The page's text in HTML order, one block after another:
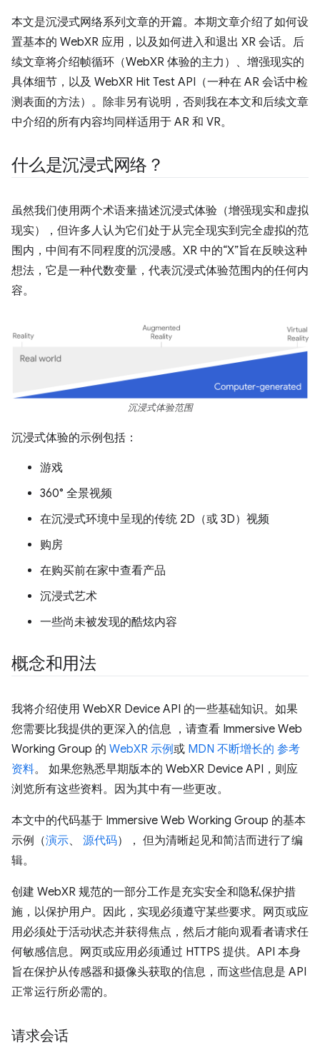
本文是沉浸式网络系列文章的开篇。本期文章介绍了如何设
置基本的 WebXR 应用，以及如何进入和退出 XR 会话。后
续文章将介绍帧循环（WebXR 体验的主力）、增强现实的
具体细节，以及 WebXR Hit Test API（一种在 AR 会话中检
测表面的方法）。除非另有说明，否则我在本文和后续文章
中介绍的所有内容均同样适用于 AR 和 VR。
什么是沉浸式网络？
虽然我们使用两个术语来描述沉浸式体验（增强现实和虚拟
现实），但许多人认为它们处于从完全现实到完全虚拟的范
围内，中间有不同程度的沉浸感。XR 中的“X”旨在反映这种
想法，它是一种代数变量，代表沉浸式体验范围内的任何内
容。
沉浸式体验范围
沉浸式体验的示例包括：
游戏
360° 全景视频
在沉浸式环境中呈现的传统 2D（或 3D）视频
购房
在购买前在家中查看产品
沉浸式艺术
一些尚未被发现的酷炫内容
概念和用法
我将介绍使用 WebXR Device API 的一些基础知识。如果
您需要比我提供的更深入的信息 ，请查看 Immersive Web
Working Group 的 WebXR 示例或 MDN 不断增长的 参考
资料。 如果您熟悉早期版本的 WebXR Device API，则应
浏览所有这些资料。因为其中有一些更改。
本文中的代码基于 Immersive Web Working Group 的基本
示例（演示、 源代码）， 但为清晰起见和简洁而进行了编
辑。
创建 WebXR 规范的一部分工作是充实安全和隐私保护措
施，以保护用户。因此，实现必须遵守某些要求。网页或应
用必须处于活动状态并获得焦点，然后才能向观看者请求任
何敏感信息。网页或应用必须通过 HTTPS 提供。API 本身
旨在保护从传感器和摄像头获取的信息，而这些信息是 API
正常运行所必需的。
请求会话